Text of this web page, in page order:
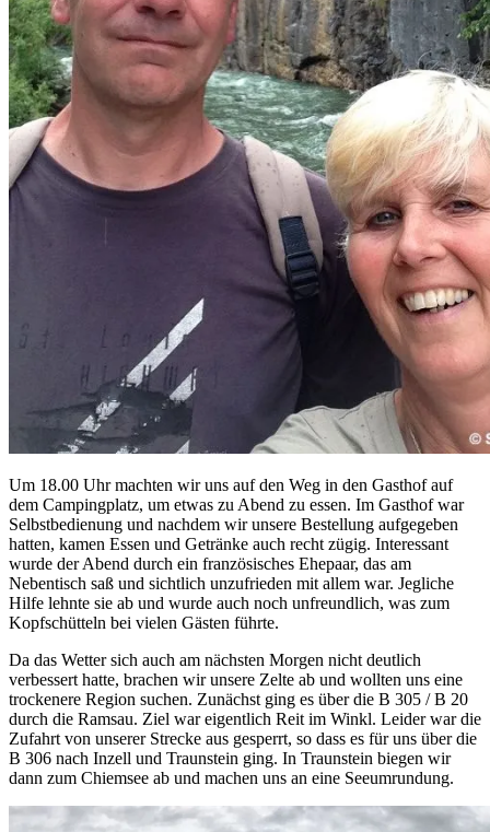
Um 18.00 Uhr machten wir uns auf den Weg in den Gasthof auf
dem Campingplatz, um etwas zu Abend zu essen. Im Gasthof war
Selbstbedienung und nachdem wir unsere Bestellung aufgegeben
hatten, kamen Essen und Getränke auch recht zügig. Interessant
wurde der Abend durch ein französisches Ehepaar, das am
Nebentisch saß und sichtlich unzufrieden mit allem war. Jegliche
Hilfe lehnte sie ab und wurde auch noch unfreundlich, was zum
Kopfschütteln bei vielen Gästen führte.
Da das Wetter sich auch am nächsten Morgen nicht deutlich
verbessert hatte, brachen wir unsere Zelte ab und wollten uns eine
trockenere Region suchen. Zunächst ging es über die B 305 / B 20
durch die Ramsau. Ziel war eigentlich Reit im Winkl. Leider war die
Zufahrt von unserer Strecke aus gesperrt, so dass es für uns über die
B 306 nach Inzell und Traunstein ging. In Traunstein biegen wir
dann zum Chiemsee ab und machen uns an eine Seeumrundung.